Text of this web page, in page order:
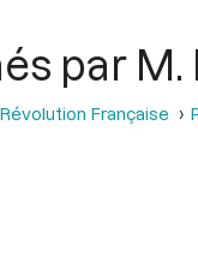
par
Française